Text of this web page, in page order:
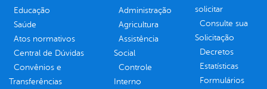
Educação
Saúde
Atos normativos
Central de Dúvidas
Convênios e
Transferências
Administração
Agricultura
Assistência
Social
Controle
Interno
solicitar
Consulte sua
Solicitação
Decretos
Estatísticas
Formulários